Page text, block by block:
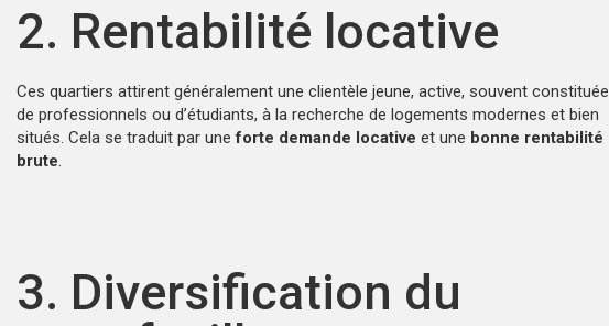
2. Rentabilité locative
Ces quartiers attirent généralement une clientèle jeune, active, souvent constituée
de professionnels ou d’étudiants, à la recherche de logements modernes et bien
situés. Cela se traduit par uneforte demande locative et une bonne rentabilité
brute.
3. Diversification du